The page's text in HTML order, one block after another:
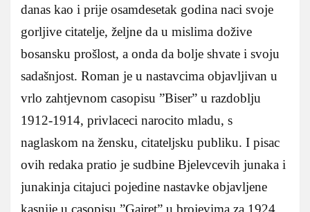
danas kao i prije osamdesetak godina naci svoje
gorljive citatelje, željne da u mislima dožive
bosansku prošlost, a onda da bolje shvate i svoju
sadašnjost. Roman je u nastavcima objavljivan u
vrlo zahtjevnom casopisu ”Biser” u razdoblju
1912-1914, privlaceci narocito mladu, s
naglaskom na žensku, citateljsku publiku. I pisac
ovih redaka pratio je sudbine Bjelevcevih junaka i
junakinja citajuci pojedine nastavke objavljene
kasnije u casopisu ”Gajret” u brojevima za 1924.